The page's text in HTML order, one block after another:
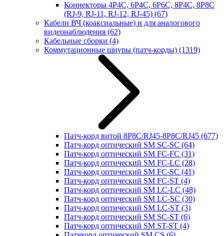
Коннекторы 4P4C, 6P4C, 6P6C, 8P4C, 8P8C
(RJ-9, RJ-11, RJ-12, RJ-45) (67)
Кабели ВЧ (коаксиальные) и для аналогового
видеонаблюдения (62)
Кабельные сборки (4)
Коммутационные шнуры (патч-корды) (1319)
Патч-корд витой 8P8C/RJ45-8P8C/RJ45 (677)
Патч-корд оптический SM SC-SC (64)
Патч-корд оптический SM FC-FC (31)
Патч-корд оптический SM FC-LC (28)
Патч-корд оптический SM FC-SC (41)
Патч-корд оптический SM FC-ST (4)
Патч-корд оптический SM LC-LC (48)
Патч-корд оптический SM LC-SC (30)
Патч-корд оптический SM LC-ST (3)
Патч-корд оптический SM SC-ST (6)
Патч-корд оптический SM ST-ST (4)